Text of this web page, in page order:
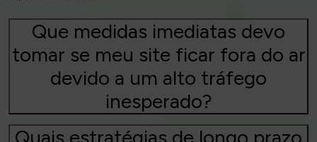
Que medidas imediatas devo
tomar se meu site ficar fora do ar
devido a um alto tráfego
inesperado?